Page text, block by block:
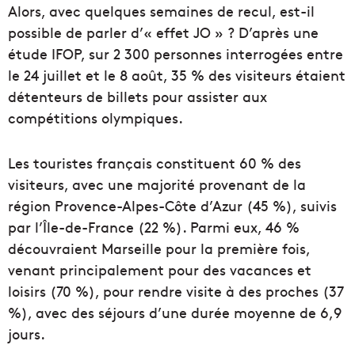
Alors, avec quelques semaines de recul, est-il
possible de parler d’« effet JO » ? D’après une
étude IFOP, sur 2 300 personnes interrogées entre
le 24 juillet et le 8 août, 35 % des visiteurs étaient
détenteurs de billets pour assister aux
compétitions olympiques.
Les touristes français constituent 60 % des
visiteurs, avec une majorité provenant de la
région Provence-Alpes-Côte d’Azur (45 %), suivis
par l’Île-de-France (22 %). Parmi eux, 46 %
découvraient Marseille pour la première fois,
venant principalement pour des vacances et
loisirs (70 %), pour rendre visite à des proches (37
%), avec des séjours d’une durée moyenne de 6,9
jours.